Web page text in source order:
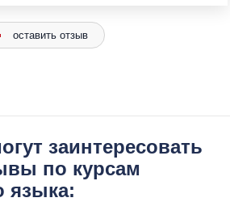
оставить отзыв
заинтересовать
по курсам
языка: